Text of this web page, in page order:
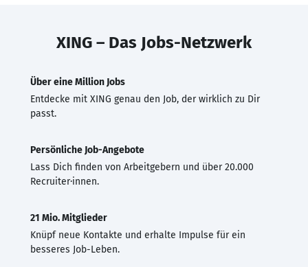
XING – Das Jobs-Netzwerk
Über eine Million Jobs
Entdecke mit XING genau den Job, der wirklich zu Dir
passt.
Persönliche Job-Angebote
Lass Dich finden von Arbeitgebern und über 20.000
Recruiter·innen.
21 Mio. Mitglieder
Knüpf neue Kontakte und erhalte Impulse für ein
besseres Job-Leben.